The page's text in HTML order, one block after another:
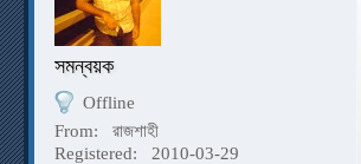
সমন্বয়ক
Offline
From:
রাজশাহী
Registered:
2010-03-29